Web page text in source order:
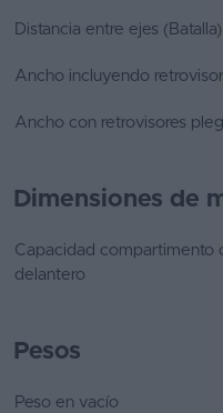
Distancia entre ejes (Batalla)
Ancho incluyendo
Ancho con retrovisores
Capacidad compartimento
delantero
Dimensiones de
Peso en vacío
Pesos